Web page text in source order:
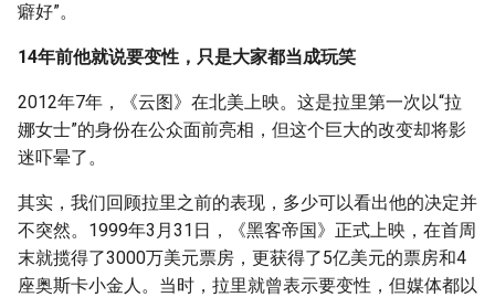
癖好”。
14年前他就说要变性，只是大家都当成玩笑
2012年7年，《云图》在北美上映。这是拉里第一次以“拉
娜女士”的身份在公众面前亮相，但这个巨大的改变却将影
迷吓晕了。
其实，我们回顾拉里之前的表现，多少可以看出他的决定并
不突然。1999年3月31日，《黑客帝国》正式上映，在首周
末就揽得了3000万美元票房，更获得了5亿美元的票房和4
座奥斯卡小金人。当时，拉里就曾表示要变性，但媒体都以